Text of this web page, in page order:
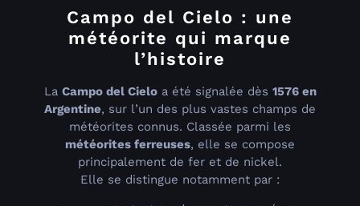
Campo del Cielo : une
météorite qui marque
l’histoire
La Campo del Cieloa été signalée dès 1576 en
Argentine, sur l’un des plus vastes champs de
météorites connus. Classée parmi les
météorites ferreuses, elle se compose
principalement de fer et de nickel.
Elle se distingue notamment par :